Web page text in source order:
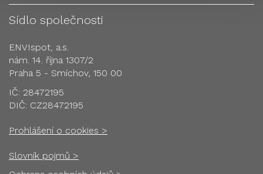
Sídlo společnosti
ENVIspot, a.s.
nám. 14. října 1307/2
Praha 5 - Smíchov, 150 00
IČ: 28472195
DIČ: CZ28472195
Prohlášení o cookies >
Slovník pojmů >